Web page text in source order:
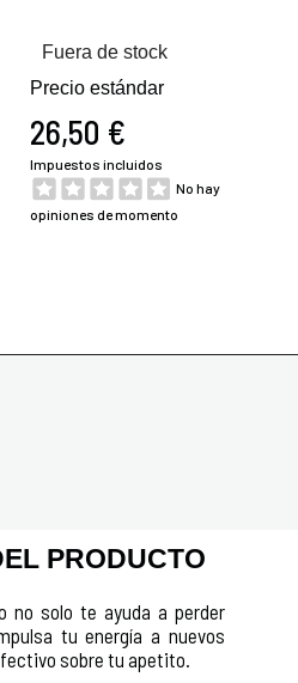
Fuera de stock
Precio estándar
26,50 €
Impuestos incluidos
No hay
opiniones de momento
PRODUCTO
no solo te ayuda a perder
tu energía a nuevos
sobre tu apetito.